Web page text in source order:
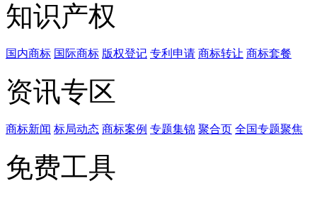
知识产权
国内商标 国际商标 版权登记 专利申请 商标转让 商标套餐
资讯专区
商标新闻 标局动态 商标案例 专题集锦 聚合页 全国专题聚焦
免费工具